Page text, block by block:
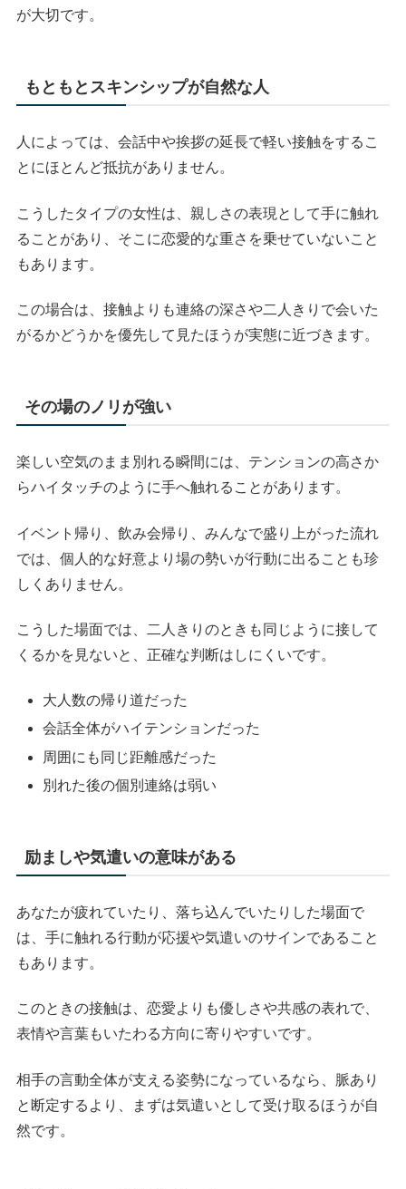
が大切です。
もともとスキンシップが自然な人
人によっては、会話中や挨拶の延長で軽い接触をするこ
とにほとんど抵抗がありません。
こうしたタイプの女性は、親しさの表現として手に触れ
ることがあり、そこに恋愛的な重さを乗せていないこと
もあります。
この場合は、接触よりも連絡の深さや二人きりで会いた
がるかどうかを優先して見たほうが実態に近づきます。
その場のノリが強い
楽しい空気のまま別れる瞬間には、テンションの高さか
らハイタッチのように手へ触れることがあります。
イベント帰り、飲み会帰り、みんなで盛り上がった流れ
では、個人的な好意より場の勢いが行動に出ることも珍
しくありません。
こうした場面では、二人きりのときも同じように接して
くるかを見ないと、正確な判断はしにくいです。
大人数の帰り道だった
会話全体がハイテンションだった
周囲にも同じ距離感だった
別れた後の個別連絡は弱い
励ましや気遣いの意味がある
あなたが疲れていたり、落ち込んでいたりした場面で
は、手に触れる行動が応援や気遣いのサインであること
もあります。
このときの接触は、恋愛よりも優しさや共感の表れで、
表情や言葉もいたわる方向に寄りやすいです。
相手の言動全体が支える姿勢になっているなら、脈あり
と断定するより、まずは気遣いとして受け取るほうが自
然です。